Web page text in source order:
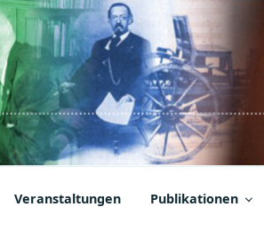
Veranstaltungen Publikationen